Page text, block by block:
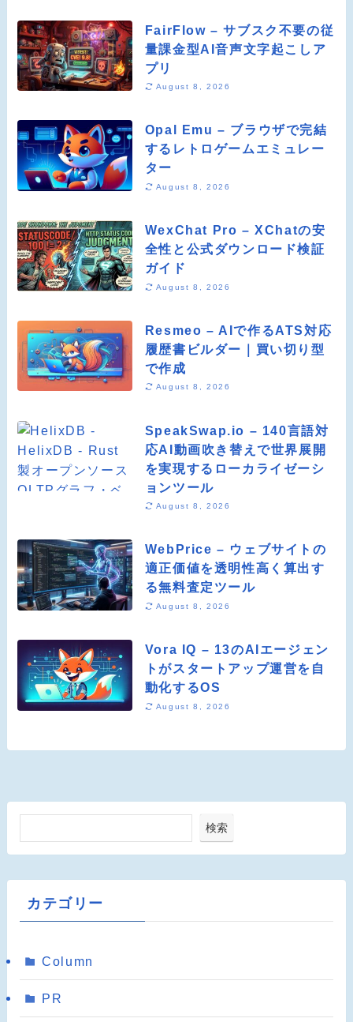
FairFlow – サブスク不要の従
量課金型AI音声文字起こしア
プリ
August 8, 2026
Opal Emu – ブラウザで完結
するレトロゲームエミュレー
ター
August 8, 2026
WexChat Pro – XChatの安
全性と公式ダウンロード検証
ガイド
August 8, 2026
Resmeo – AIで作るATS対応
履歴書ビルダー｜買い切り型
で作成
August 8, 2026
SpeakSwap.io – 140言語対
応AI動画吹き替えで世界展開
を実現するローカライゼーシ
ョンツール
August 8, 2026
WebPrice – ウェブサイトの
適正価値を透明性高く算出す
る無料査定ツール
August 8, 2026
Vora IQ – 13のAIエージェン
トがスタートアップ運営を自
動化するOS
August 8, 2026
検索
カテゴリー
Column
PR